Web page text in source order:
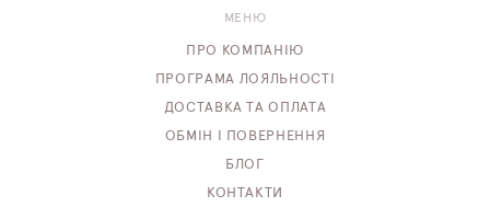
МЕНЮ
ПРО КОМПАНІЮ
ПРОГРАМА ЛОЯЛЬНОСТІ
ДОСТАВКА ТА ОПЛАТА
ОБМІН І ПОВЕРНЕННЯ
БЛОГ
КОНТАКТИ